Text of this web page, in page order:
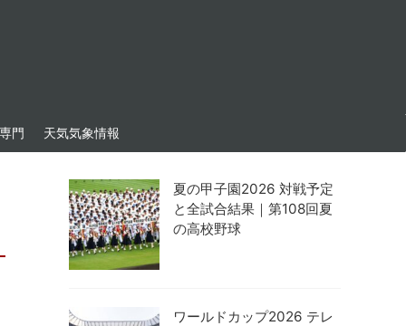
門 天気気象情報
夏の甲子園2026 対戦予定
と全試合結果｜第108回夏
の高校野球
ワールドカップ2026 テレ